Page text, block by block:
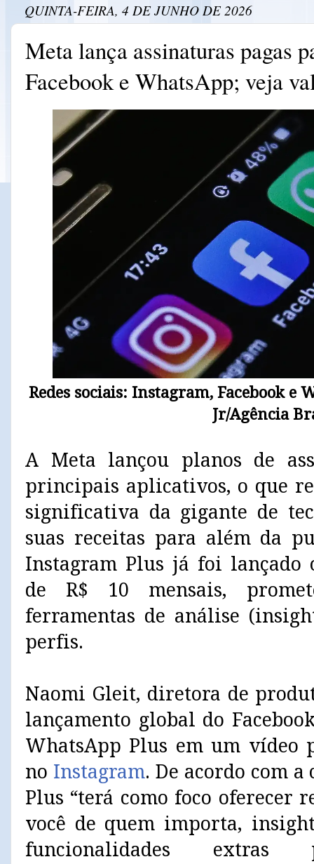
QUINTA-FEIRA, 4 DE JUNHO DE 2026
Meta lança assinaturas pagas
Facebook e WhatsApp; veja
Redes sociais: Instagram, Facebook e
Jr/Agência
A Meta lançou planos de
principais aplicativos, o que
significativa da gigante de
suas receitas para além da
Instagram Plus já foi
de R$ 10 mensais,
ferramentas de análise
perfis.
Naomi Gleit, diretora de
lançamento global do
WhatsApp Plus em um vídeo
no Instagram. De acordo com
Plus “terá como foco oferecer
você de quem importa,
funcionalidades extras